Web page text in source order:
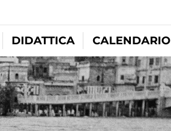
DIDATTICA CALENDARIO